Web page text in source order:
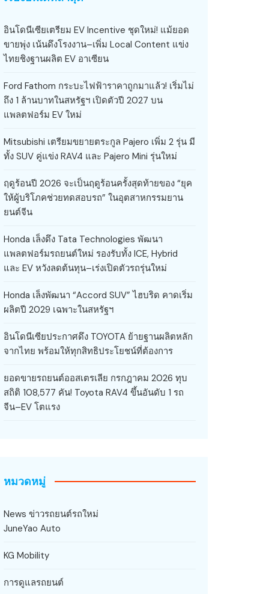
อินโดนีเซียเตรียม EV Incentive ชุดใหม่! แม้ยอด
ขายพุ่ง เน้นดึงโรงงาน–เพิ่ม Local Content แข่ง
ไทยชิงฐานผลิต EV อาเซียน
Ford Fathom กระบะไฟฟ้าราคาถูกมาแล้ว! เริ่มไม่
ถึง 1 ล้านบาทในสหรัฐฯ เปิดตัวปี 2027 บน
แพลตฟอร์ม EV ใหม่
Mitsubishi เตรียมขยายตระกูล Pajero เพิ่ม 2 รุ่น มี
ทั้ง SUV คู่แข่ง RAV4 และ Pajero Mini รุ่นใหม่
ฤดูร้อนปี 2026 จะเป็นฤดูร้อนครั้งสุดท้ายของ “ยุค
ให้ผู้บริโภคช่วยทดสอบรถ” ในอุตสาหกรรมยาน
ยนต์จีน
Honda เล็งดึง Tata Technologies พัฒนา
แพลตฟอร์มรถยนต์ใหม่ รองรับทั้ง ICE, Hybrid
และ EV หวังลดต้นทุน–เร่งเปิดตัวรถรุ่นใหม่
Honda เล็งพัฒนา “Accord SUV” ไฮบริด คาดเริ่ม
ผลิตปี 2029 เฉพาะในสหรัฐฯ
อินโดนีเซียประกาศดึง TOYOTA ย้ายฐานผลิตหลัก
จากไทย พร้อมให้ทุกสิทธิประโยชน์ที่ต้องการ
ยอดขายรถยนต์ออสเตรเลีย กรกฎาคม 2026 ทุบ
สถิติ 108,577 คัน! Toyota RAV4 ขึ้นอันดับ 1 รถ
จีน–EV โตแรง
หมวดหมู่
News ข่าวรถยนต์รถใหม่
JuneYao Auto
KG Mobility
การดูแลรถยนต์